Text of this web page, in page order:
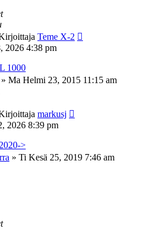
Teme X-2
2026 4:38 pm
1000
» Ma Helmi 23, 2015 11:15 am
markusj
2026 8:39 pm
>
» Ti Kesä 25, 2019 7:46 am